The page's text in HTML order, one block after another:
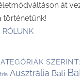
át
történetünk!
RÓLUNK
SZERINT:
Ausztrália Bali